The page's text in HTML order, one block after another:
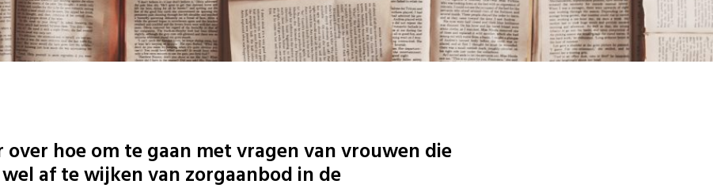
hoe om te gaan met vragen van vrouwen die
af te wijken van zorgaanbod in de